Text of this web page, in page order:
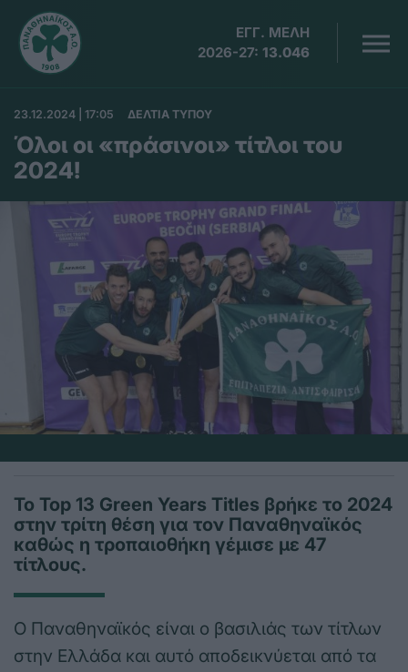
ΕΓΓ. ΜΕΛΗ
2026-27: 13.046
23.12.2024 | 17:05 ΔΕΛΤΙΑ ΤΥΠΟΥ
Όλοι οι «πράσινοι» τίτλοι του
2024!
Το Top 13 Green Years Titles βρήκε το 2024
στην τρίτη θέση για τον Παναθηναϊκός
καθώς η τροπαιοθήκη γέμισε με 47
τίτλους.
Ο Παναθηναϊκός είναι ο βασιλιάς των τίτλων
στην Ελλάδα και αυτό αποδεικνύεται από τα